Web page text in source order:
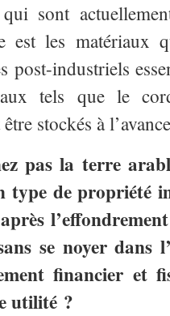
qui sont
est les matériaux
post-industriels
tels que le
stockés à
pas la terre
type de propriété
se noyer dans
financier et
utilité ?